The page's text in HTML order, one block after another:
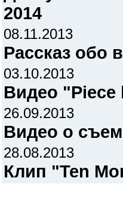
2014
08.11.2013
Рассказ обо
03.10.2013
Видео "Piece
26.09.2013
Видео о
28.08.2013
Клип "Ten